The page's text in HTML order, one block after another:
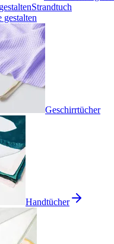
Strandtuch
gestalten
Geschirrtücher
Handtücher